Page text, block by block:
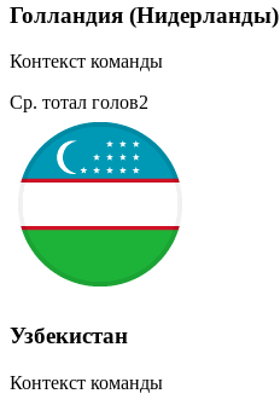
Голландия (Нидерланды)
Контекст команды
Ср. тотал голов2
Узбекистан
Контекст команды